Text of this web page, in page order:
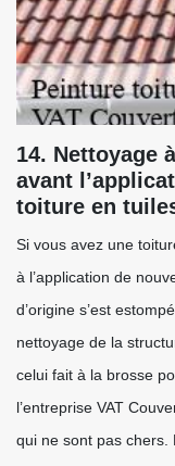
14. Nettoyage
avant
toiture en
Si vous avez une
à l’application de
d’origine s’est
nettoyage de la
celui fait à la brosse
l’entreprise VAT
qui ne sont pas chers.